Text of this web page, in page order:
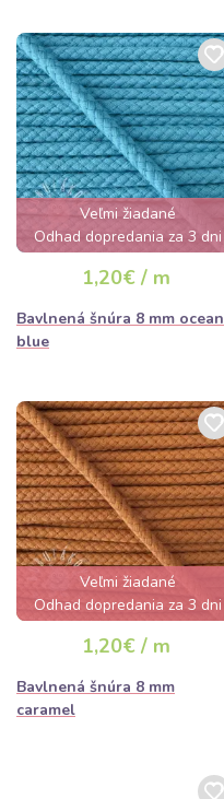
Veľmi žiadané
Odhad dopredania za 3 dni
1,20€ / m
Bavlnená šnúra 8 mm ocean
blue
Veľmi žiadané
Odhad dopredania za 3 dni
1,20€ / m
Bavlnená šnúra 8 mm
caramel